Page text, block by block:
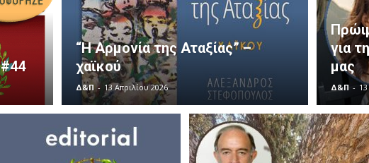
“Η Αρμονία της Αταξίας” –
χαϊκού
Δ&Π - 13 Απριλίου 2026
για
µας
Δ&Π -